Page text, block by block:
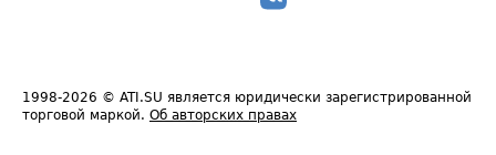
1998-2026 © ATI.SU является юридически зарегистрированной
торговой маркой. Об авторских правах